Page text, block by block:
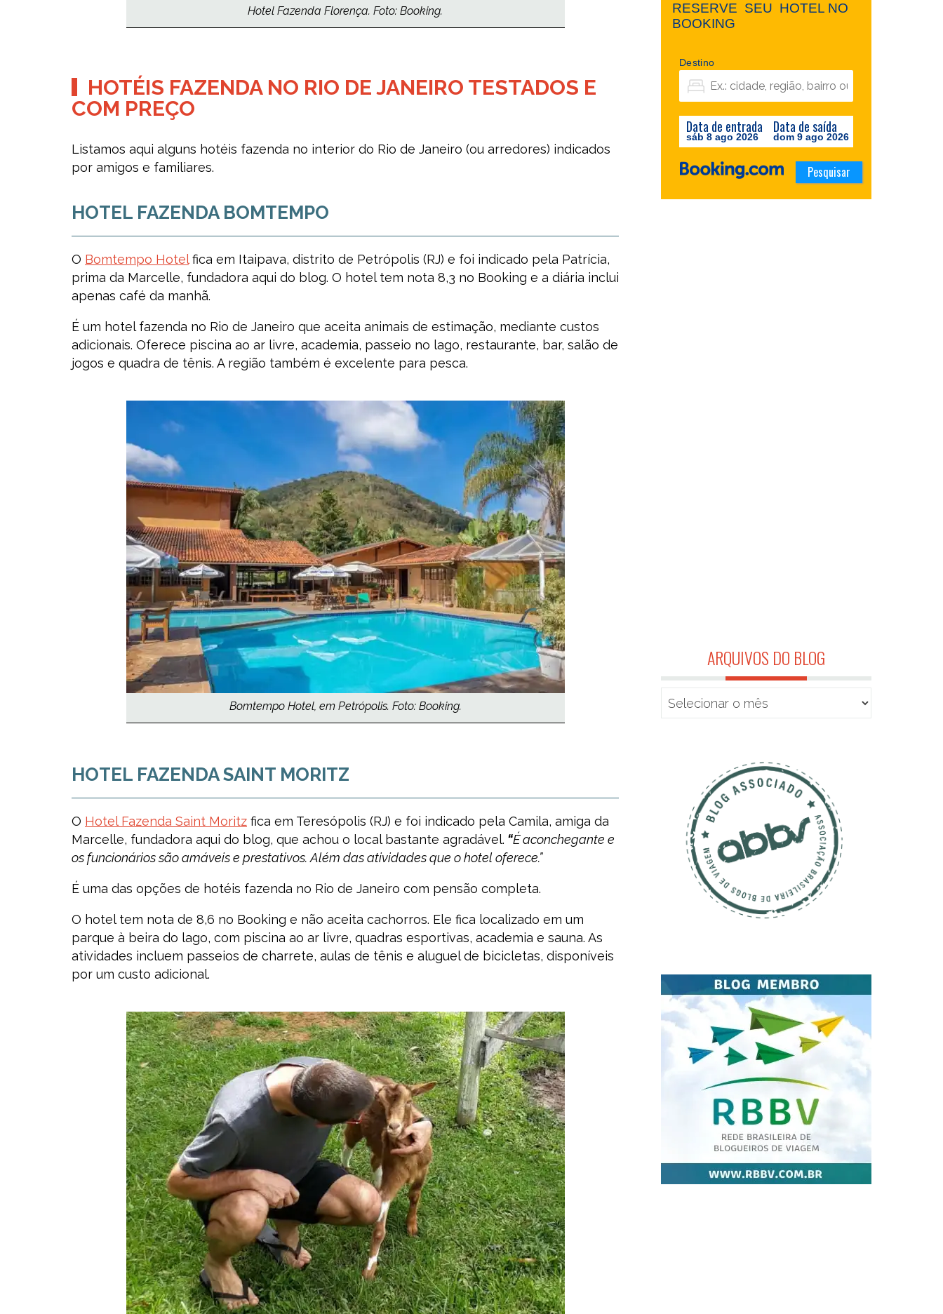
Hotel Fazenda Florença. Foto: Booking.
HOTÉIS FAZENDA NO RIO DE JANEIRO TESTADOS E
COM PREÇO
Listamos aqui alguns hotéis fazenda no interior do Rio de Janeiro (ou arredores) indicados
por amigos e familiares.
HOTEL FAZENDA BOMTEMPO
O Bomtempo Hotelfica em Itaipava, distrito de Petrópolis (RJ) e foi indicado pela Patrícia,
prima da Marcelle, fundadora aqui do blog. O hotel tem nota 8,3 no Booking e a diária inclui
apenas café da manhã.
É um hotel fazenda no Rio de Janeiro que aceita animais de estimação, mediante custos
adicionais. Oferece piscina ao ar livre, academia, passeio no lago, restaurante, bar, salão de
jogos e quadra de tênis. A região também é excelente para pesca.
Bomtempo Hotel, em Petrópolis. Foto: Booking.
HOTEL FAZENDA SAINT MORITZ
O Hotel Fazenda Saint Moritz fica em Teresópolis (RJ) e foi indicado pela Camila, amiga da
Marcelle, fundadora aqui do blog, que achou o local bastante agradável. “É aconchegante e
os funcionários são amáveis e prestativos. Além das atividades que o hotel oferece.”
É uma das opções de hotéis fazenda no Rio de Janeiro com pensão completa.
O hotel tem nota de 8,6 no Booking e não aceita cachorros. Ele fica localizado em um
parque à beira do lago, com piscina ao ar livre, quadras esportivas, academia e sauna. As
atividades incluem passeios de charrete, aulas de tênis e aluguel de bicicletas, disponíveis
por um custo adicional.
RESERVE ​ ​SEU ​ ​HOTEL NO ​ ​
BOOKING
Destino
Data de entrada
sáb 8 ago 2026
Data de saída
dom 9 ago 2026
ARQUIVOS DO BLOG